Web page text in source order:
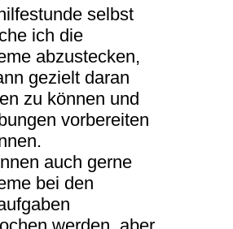
selbst
ich die
abzustecken,
gezielt daran
zu können und
vorbereiten
auch gerne
bei den